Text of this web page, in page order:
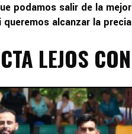
podamos salir de la
alcanzar la
LEJOS